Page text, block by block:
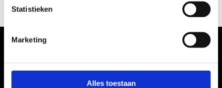
Statistieken
Marketing
Alles toestaan
More in Utrecht